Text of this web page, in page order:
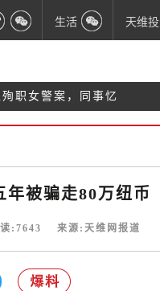
生活 天维
职女警案，同事忆
求先进细胞疗法 发
被骗走80万纽币
: 7643 来源:天维网报道